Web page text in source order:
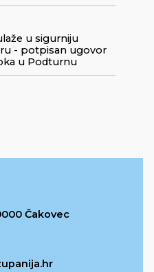
u sigurniju
- potpisan ugovor
u Podturnu
Čakovec